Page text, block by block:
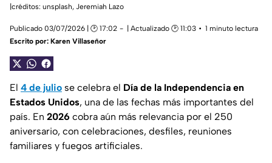
|créditos: unsplash, Jeremiah Lazo
Publicado 03/07/2026 | 🕑 17:02 | Actualizado 🕑 11:03
1 minuto lectura
Escrito por: Karen Villaseñor
El 4 de julio se celebra el Día de la Independencia en
Estados Unidos, una de las fechas más importantes del
país. En 2026 cobra aún más relevancia por el 250
aniversario, con celebraciones, desfiles, reuniones
familiares y fuegos artificiales.